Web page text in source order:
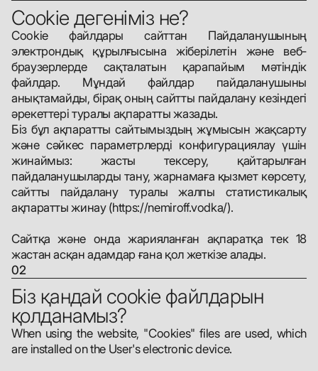
Cookie дегеніміз не?
Cookie файлдары сайттан Пайдаланушының
электрондық құрылғысына жіберілетін және веб-
браузерлерде сақталатын қарапайым мәтіндік
файлдар. Мұндай файлдар пайдаланушыны
анықтамайды, бірақ оның сайтты пайдалану кезіндегі
әрекеттері туралы ақпаратты жазады.
Біз бұл ақпаратты сайтымыздың жұмысын жақсарту
және сәйкес параметрлерді конфигурациялау үшін
жинаймыз: жасты тексеру, қайтарылған
пайдаланушыларды тану, жарнамаға қызмет көрсету,
сайтты пайдалану туралы жалпы статистикалық
ақпаратты жинау (https://nemiroff.vodka/).
Сайтқа және онда жарияланған ақпаратқа тек 18
жастан асқан адамдар ғана қол жеткізе алады.
02
Біз қандай cookie файлдарын
қолданамыз?
When using the website, "Cookies" files are used, which
are installed on the User's electronic device.